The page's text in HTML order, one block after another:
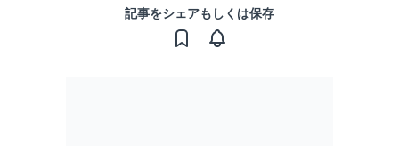
記事をシェアもしくは保存